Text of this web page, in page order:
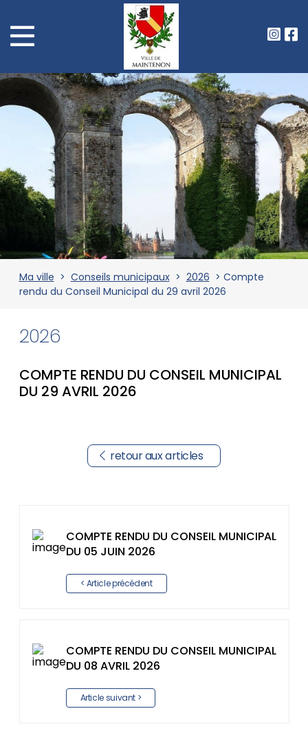
Ma ville > Conseils municipaux> 2026 > Compte
rendu du Conseil Municipal du 29 avril 2026
2026
COMPTE RENDU DU CONSEIL MUNICIPAL
DU 29 AVRIL 2026
retour aux articles
COMPTE RENDU DU CONSEIL MUNICIPAL
DU 05 JUIN 2026
< Article précédent
COMPTE RENDU DU CONSEIL MUNICIPAL
DU 08 AVRIL 2026
Article suivant >